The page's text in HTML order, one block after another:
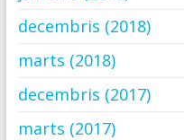
decembris (2018)
marts (2018)
decembris (2017)
marts (2017)